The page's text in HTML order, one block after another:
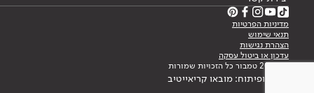
מדיניות הפרטיות
תנאי שימוש
הצהרת נגישות
עדכון או ביטול עסקה
© 2026 טמבור כל הזכויות שמורות
עיצוב ופיתוח: מובאו קריאייטיב